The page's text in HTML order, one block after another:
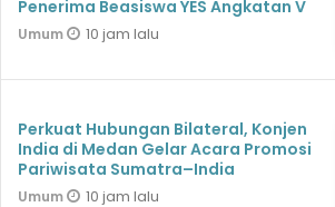
Penerima Beasiswa YES Angkatan V
Umum 10 jam lalu
Perkuat Hubungan Bilateral, Konjen
India di Medan Gelar Acara Promosi
Pariwisata Sumatra–India
Umum 10 jam lalu